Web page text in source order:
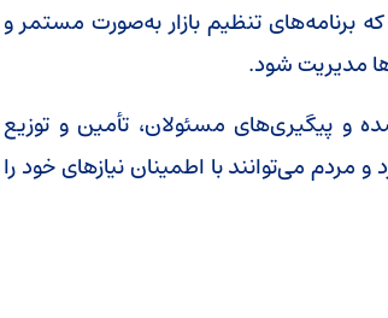
برنامه‌های تنظیم بازار به‌صورت مستمر و
مدیریت شود.
و پیگیری‌های مسئولان، تأمین و توزیع
و مردم می‌توانند با اطمینان نیازهای خود را